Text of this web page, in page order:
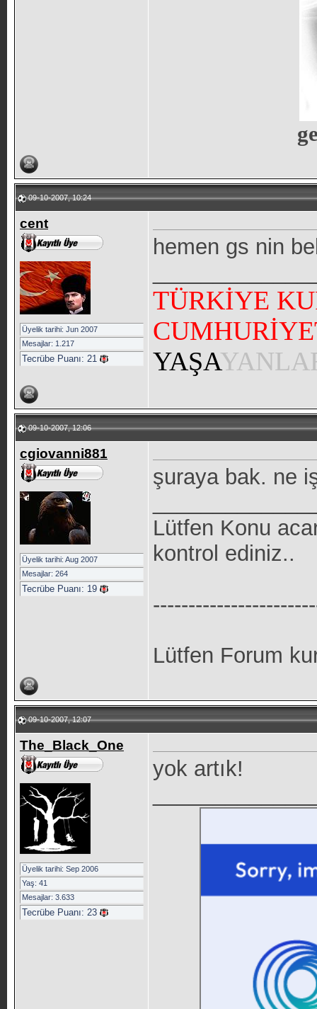
09-10-2007, 10:24
cent
Üyelik tarihi: Jun 2007
Mesajlar: 1.217
Tecrübe Puanı: 21
hemen gs nin
TÜRKİYE
YAŞA
09-10-2007, 12:06
cgiovanni881
Üyelik tarihi: Aug 2007
Mesajlar: 264
Tecrübe Puanı: 19
şuraya bak. ne
Lütfen Konu
kontrol ediniz..
Lütfen Forum
09-10-2007, 12:07
The_Black_One
Üyelik tarihi: Sep 2006
Yaş: 41
Mesajlar: 3.633
Tecrübe Puanı: 23
yok artık!